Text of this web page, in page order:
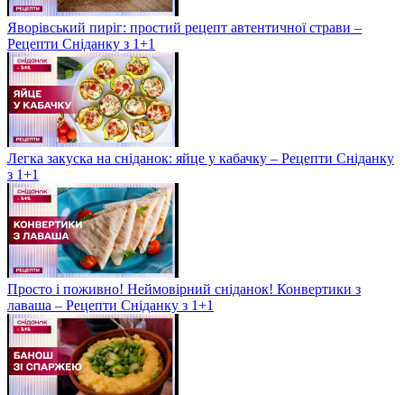
Яворівський пиріг: простий рецепт автентичної страви –
Рецепти Сніданку з 1+1
Легка закуска на сніданок: яйце у кабачку – Рецепти Сніданку
з 1+1
Просто і поживно! Неймовірний сніданок! Конвертики з
лаваша – Рецепти Сніданку з 1+1